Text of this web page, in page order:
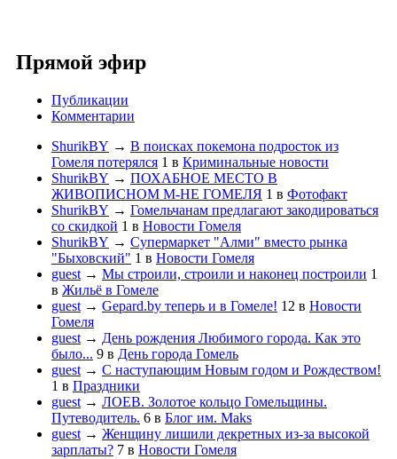
Прямой эфир
Публикации
Комментарии
ShurikBY → В поисках покемона подросток из
Гомеля потерялся 1 в Криминальные новости
ShurikBY → ПОХАБНОЕ МЕСТО В
ЖИВОПИСНОМ М-НЕ ГОМЕЛЯ 1 в Фотофакт
ShurikBY → Гомельчанам предлагают закодироваться
со скидкой 1 в Новости Гомеля
ShurikBY → Супермаркет "Алми" вместо рынка
"Быховский" 1 в Новости Гомеля
guest → Мы строили, строили и наконец построили 1
в Жильё в Гомеле
guest → Gepard.by теперь и в Гомеле! 12 в Новости
Гомеля
guest → День рождения Любимого города. Как это
было... 9 в День города Гомель
guest → С наступающим Новым годом и Рождеством!
1 в Праздники
guest → ЛОЕВ. Золотое кольцо Гомельщины.
Путеводитель. 6 в Блог им. Maks
guest → Женщину лишили декретных из-за высокой
зарплаты? 7 в Новости Гомеля